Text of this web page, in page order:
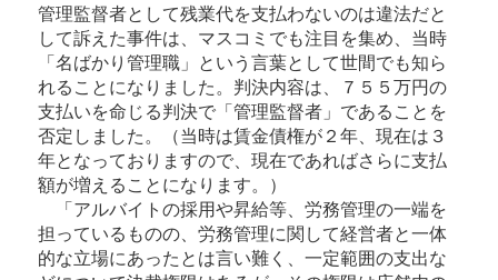
管理監督者として残業代を支払わないのは違法だと
して訴えた事件は、マスコミでも注目を集め、当時
「名ばかり管理職」という言葉として世間でも知ら
れることになりました。判決内容は、７５５万円の
支払いを命じる判決で「管理監督者」であることを
否定しました。（当時は賃金債権が２年、現在は３
年となっておりますので、現在であればさらに支払
額が増えることになります。）
「アルバイトの採用や昇給等、労務管理の一端を
担っているものの、労務管理に関して経営者と一体
的な立場にあったとは言い難く、一定範囲の支出な